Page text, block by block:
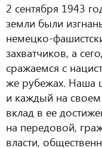
2 сентября 1943
земли были
немецко-
захватчиков, а
сражаемся с
же рубежах. Наша
и каждый на своем
вклад в ее
на передовой,
власти,